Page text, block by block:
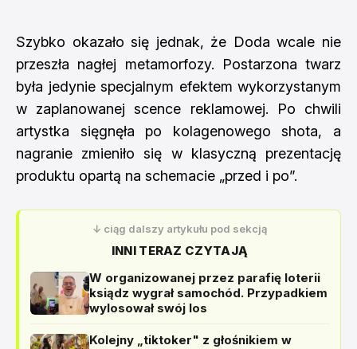
Szybko okazało się jednak, że Doda wcale nie
przeszła nagłej metamorfozy. Postarzona twarz
była jedynie specjalnym efektem wykorzystanym
w zaplanowanej scence reklamowej. Po chwili
artystka sięgnęła po kolagenowego shota, a
nagranie zmieniło się w klasyczną prezentację
produktu opartą na schemacie „przed i po”.
↓ ciąg dalszy artykułu pod sekcją
INNI TERAZ CZYTAJĄ
W organizowanej przez parafię loterii
ksiądz wygrał samochód. Przypadkiem
wylosował swój los
Kolejny „tiktoker" z głośnikiem w